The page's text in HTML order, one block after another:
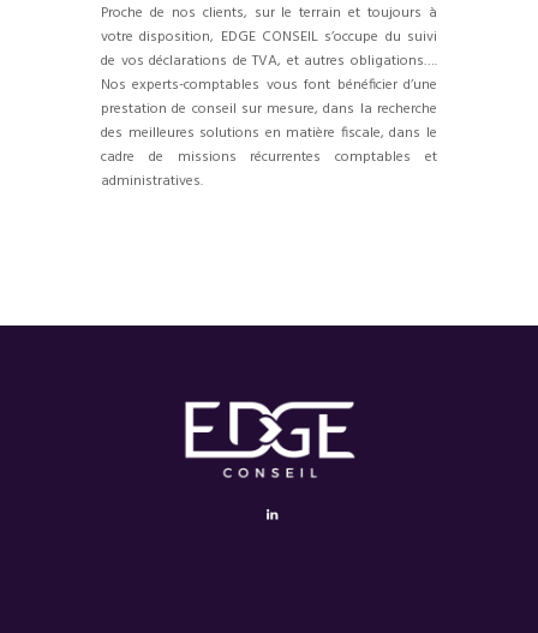
Proche de nos clients, sur le terrain et toujours à
votre disposition, EDGE CONSEIL s’occupe du suivi
de vos déclarations de TVA, et autres obligations….
Nos experts-comptables vous font bénéficier d’une
prestation de conseil sur mesure, dans la recherche
des meilleures solutions en matière fiscale, dans le
cadre de missions récurrentes comptables et
administratives.